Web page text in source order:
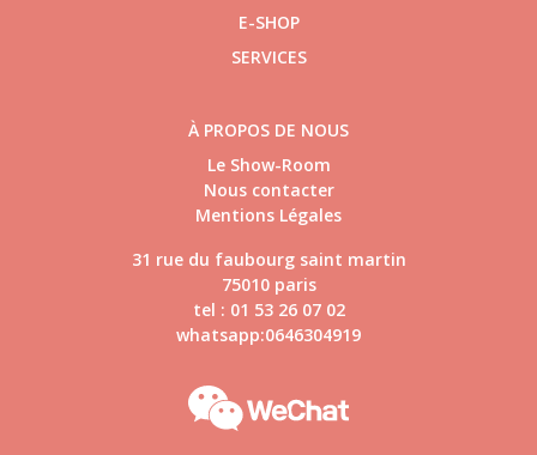
E-SHOP
SERVICES
À PROPOS DE NOUS
Le Show-Room
Nous contacter
Mentions Légales
31 rue du faubourg saint martin
75010 paris
tel : 01 53 26 07 02
whatsapp:0646304919